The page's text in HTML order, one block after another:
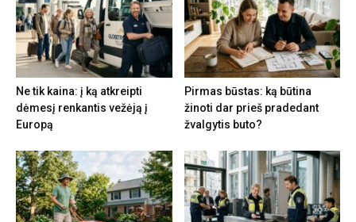
Ne tik kaina: į ką atkreipti
dėmesį renkantis vežėją į
Europą
Pirmas būstas: ką būtina
žinoti dar prieš pradedant
žvalgytis buto?